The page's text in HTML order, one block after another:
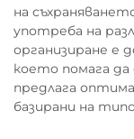
на
употреба на
организиране е
което помага
предлага
базирани на